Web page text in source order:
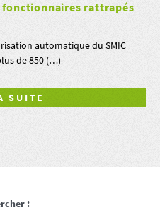
fonctionnaires rattrapés
automatique du SMIC
de 850 (…)
SUITE
: